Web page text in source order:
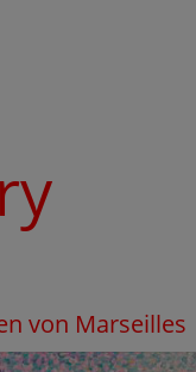
von Marseilles